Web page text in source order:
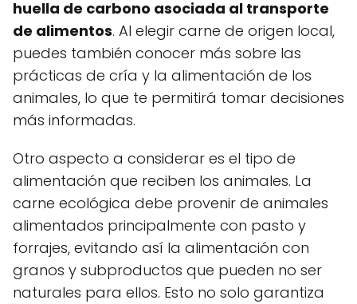
huella de carbono asociada al transporte
de alimentos. Al elegir carne de origen local,
puedes también conocer más sobre las
prácticas de cría y la alimentación de los
animales, lo que te permitirá tomar decisiones
más informadas.
Otro aspecto a considerar es el tipo de
alimentación que reciben los animales. La
carne ecológica debe provenir de animales
alimentados principalmente con pasto y
forrajes, evitando así la alimentación con
granos y subproductos que pueden no ser
naturales para ellos. Esto no solo garantiza